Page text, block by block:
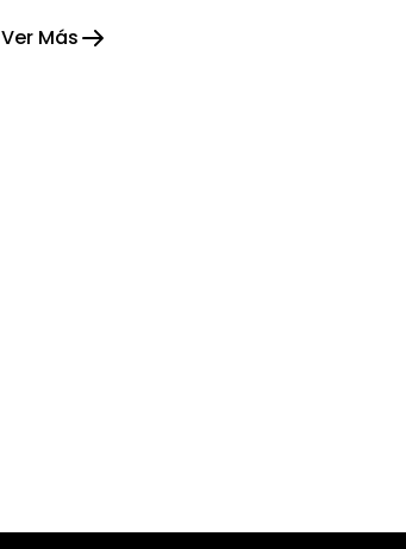
gratitud y fortaleza.
Ver Más